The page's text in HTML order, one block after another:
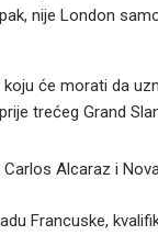
nije London
će morati da
trećeg Grand
Carlos Alcaraz i
Francuske,